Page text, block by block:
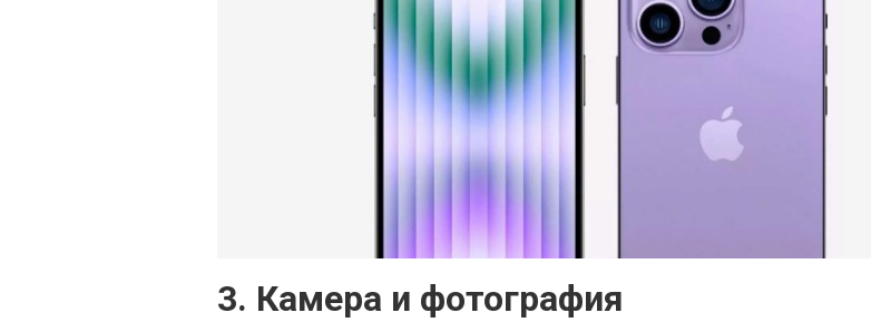
3. Камера и фотография